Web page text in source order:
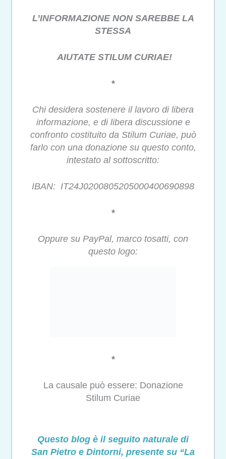
L’INFORMAZIONE NON SAREBBE LA
STESSA
AIUTATE STILUM CURIAE!
*
Chi desidera sostenere il lavoro di libera
informazione, e di libera discussione e
confronto costituito da Stilum Curiae, può
farlo con una donazione su questo conto,
intestato al sottoscritto:
IBAN: IT24J0200805205000400690898
*
Oppure su PayPal, marco tosatti, con
questo logo:
*
La causale può essere: Donazione
Stilum Curiae
Questo blog è il seguito naturale di
San Pietro e Dintorni, presente su “La